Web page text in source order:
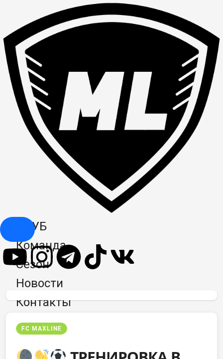
КЛУБ
Команда
Сезон
Новости
Контакты
Hamburger Toggle Menu
FC MAXLINE